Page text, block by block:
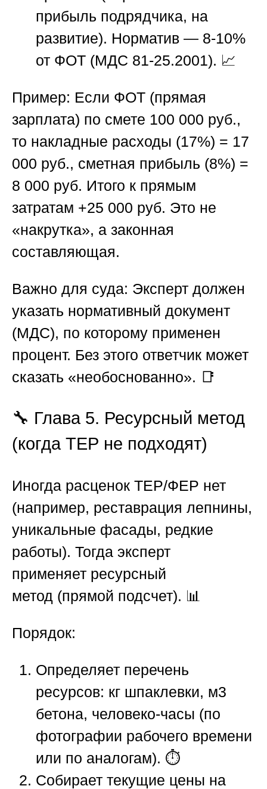
прибыль подрядчика, на
развитие). Норматив — 8-10%
от ФОТ (МДС 81-25.2001). 📈
Пример: Если ФОТ (прямая
зарплата) по смете 100 000 руб.,
то накладные расходы (17%) = 17
000 руб., сметная прибыль (8%) =
8 000 руб. Итого к прямым
затратам +25 000 руб. Это не
«накрутка», а законная
составляющая.
Важно для суда: Эксперт должен
указать нормативный документ
(МДС), по которому применен
процент. Без этого ответчик может
сказать «необоснованно». 📑
🔧 Глава 5. Ресурсный метод
(когда ТЕР не подходят)
Иногда расценок ТЕР/ФЕР нет
(например, реставрация лепнины,
уникальные фасады, редкие
работы). Тогда эксперт
применяет ресурсный
метод (прямой подсчет). 📊
Порядок:
Определяет перечень
ресурсов: кг шпаклевки, м3
бетона, человеко-часы (по
фотографии рабочего времени
или по аналогам). ⏱️
Собирает текущие цены на